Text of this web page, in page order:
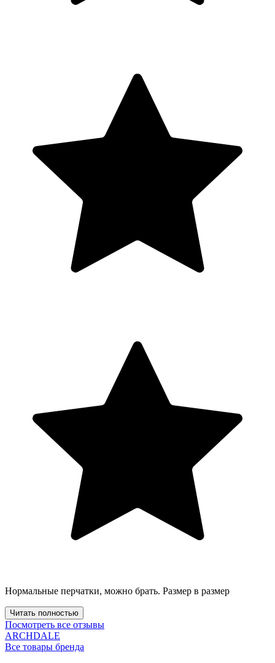
Нормальные перчатки, можно брать. Размер в размер
Читать полностью
Посмотреть все отзывы
ARCHDALE
Все товары бренда